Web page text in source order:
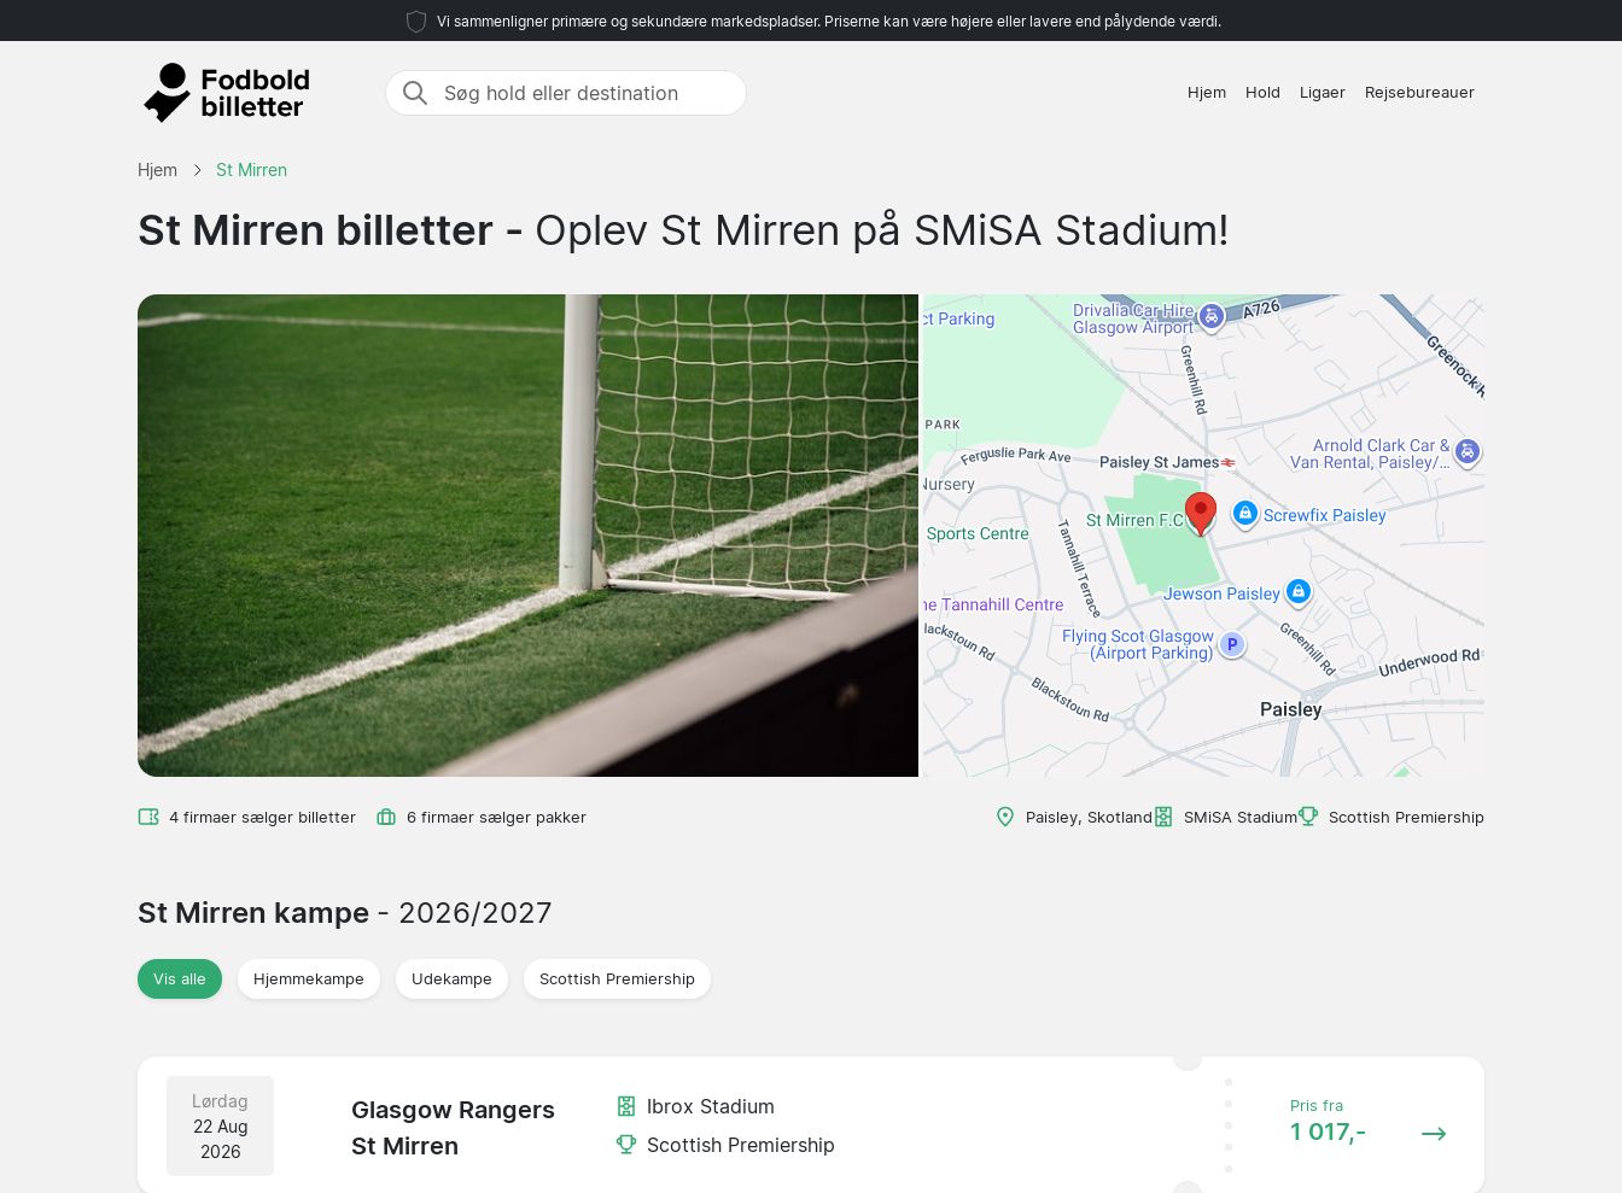
Vi sammenligner primære og sekundære markedspladser. Priserne kan være højere eller lavere end pålydende værdi.
Hjem Hold Ligaer Rejsebureauer
Hjem St Mirren
St Mirren billetter - Oplev St Mirren på SMiSA Stadium!
4 firmaer sælger billetter 6 firmaer sælger pakker Paisley, Skotland SMiSA Stadium Scottish Premiership
St Mirren kampe - 2026/2027
Vis alle Hjemmekampe Udekampe Scottish Premiership
Lørdag
22 Aug
2026
Glasgow Rangers
St Mirren
Ibrox Stadium
Scottish Premiership
Pris fra
1 017,-